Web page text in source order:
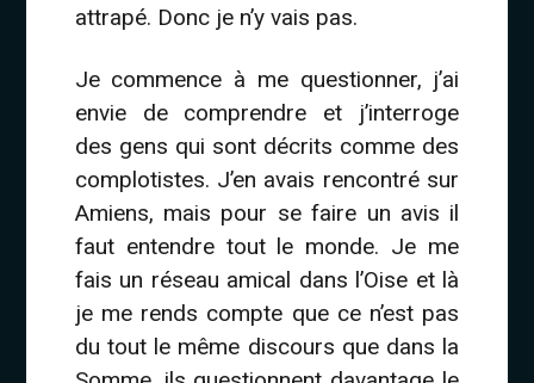
attrapé. Donc je n’y vais pas.
Je commence à me questionner, j’ai
envie de comprendre et j’interroge
des gens qui sont décrits comme des
complotistes. J’en avais rencontré sur
Amiens, mais pour se faire un avis il
faut entendre tout le monde. Je me
fais un réseau amical dans l’Oise et là
je me rends compte que ce n’est pas
du tout le même discours que dans la